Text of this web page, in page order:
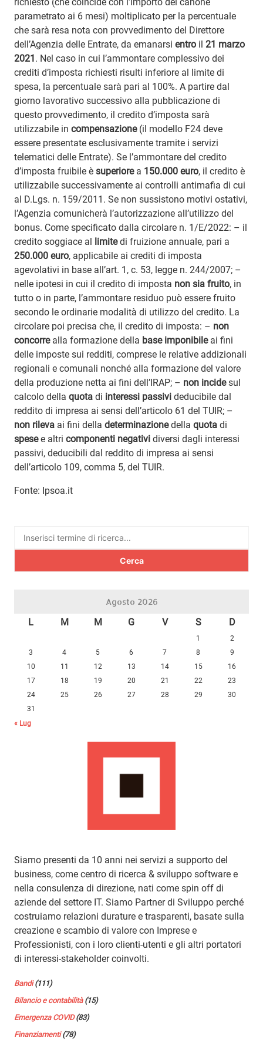
richiesto (che coincide con l’importo del canone
parametrato ai 6 mesi) moltiplicato per la percentuale
che sarà resa nota con provvedimento del Direttore
dell’Agenzia delle Entrate, da emanarsi entro il 21 marzo
2021 . Nel caso in cui l’ammontare complessivo dei
crediti d’imposta richiesti risulti inferiore al limite di
spesa, la percentuale sarà pari al 100%. A partire dal
giorno lavorativo successivo alla pubblicazione di
questo provvedimento, il credito d’imposta sarà
utilizzabile in compensazione(il modello F24 deve
essere presentate esclusivamente tramite i servizi
telematici delle Entrate). Se l’ammontare del credito
d’imposta fruibile è superiorea 150.000 euro, il credito è
utilizzabile successivamente ai controlli antimafia di cui
al D.Lgs. n. 159/2011. Se non sussistono motivi ostativi,
l’Agenzia comunicherà l’autorizzazione all’utilizzo del
bonus. Come specificato dalla circolare n. 1/E/2022: – il
credito soggiace al
limitedi fruizione annuale, pari a
250.000 euro, applicabile ai crediti di imposta
agevolativi in base all’art. 1, c. 53, legge n. 244/2007; –
nelle ipotesi in cui il credito di imposta non sia fruito, in
tutto o in parte, l’ammontare residuo può essere fruito
secondo le ordinarie modalità di utilizzo del credito. La
circolare poi precisa che, il credito di imposta: – non
concorrealla formazione della base imponibileai fini
delle imposte sui redditi, comprese le relative addizionali
regionali e comunali nonché alla formazione del valore
della produzione netta ai fini dell’IRAP; – non incidesul
calcolo della quota di interessi passivi deducibile dal
reddito di impresa ai sensi dell’articolo 61 del TUIR; –
non rileva ai fini della determinazionedella quota di
spesee altri componenti negativi diversi dagli interessi
passivi, deducibili dal reddito di impresa ai sensi
dell’articolo 109, comma 5, del TUIR.
Fonte: Ipsoa.it
Ricerca
Agosto 2026
L M M G V S D
1
2
3
4 5 6 7 8
9
10
11 12 13 14 15
16
17
18 19 20 21 22
23
24
25 26 27 28 29
30
31
« Lug
Siamo presenti da 10 anni nei servizi a supporto del
business, come centro di ricerca & sviluppo software e
nella consulenza di direzione, nati come spin off di
aziende del settore IT. Siamo Partner di Sviluppo perché
costruiamo relazioni durature e trasparenti, basate sulla
creazione e scambio di valore con Imprese e
Professionisti, con i loro clienti-utenti e gli altri portatori
di interessi-stakeholder coinvolti.
Bandi(111)
Bilancio e contabilità(15)
Emergenza COVID(83)
Finanziamenti(78)